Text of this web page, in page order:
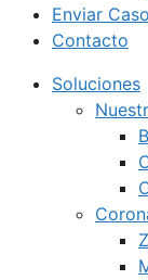
Enviar Caso
Contacto
Soluciones